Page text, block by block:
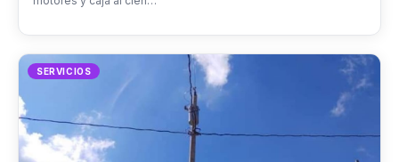
SERVICIOS